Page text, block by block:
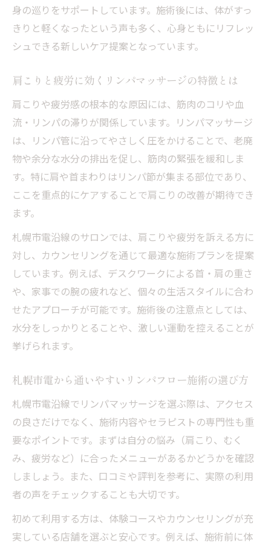
骨格調整とリンパケアの融合がもたらす変
化とは
リンパフロー施術で全身の歪みを調整する
全身リセットできるリンパマッサージ体験
記
忙しい毎日に癒しを与えるリンパ施術の魅力
リンパマッサージが忙しい日常に癒しをも
たらす理由
疲労回復に役立つリンパフロー施術の取り
ージ活用術
短時間でも実感できるリンパケア施術の効
果とは
日々の疲れにリンパフローが寄り添うケア
の魅力
札幌市電沿線で見つける肩と身体の軽やかさ
ジの選び方
リンパフロー施術で肩と身体の重さが軽く
なる理由
駅近サロンで叶えるリンパマッサージのメ
リット
リンパケアで毎日を軽やかに過ごすための
秘訣
札幌市電沿線でリンパフローを受ける体感
レポート
身の巡りをサポートしています。施術後には、体がすっ
きりと軽くなったという声も多く、心身ともにリフレッ
シュできる新しいケア提案となっています。
肩こりと疲労に効くリンパマッサージの特徴とは
肩こりや疲労感の根本的な原因には、筋肉のコリや血
流・リンパの滞りが関係しています。リンパマッサージ
は、リンパ管に沿ってやさしく圧をかけることで、老廃
物や余分な水分の排出を促し、筋肉の緊張を緩和しま
す。特に肩や首まわりはリンパ節が集まる部位であり、
ここを重点的にケアすることで肩こりの改善が期待でき
ます。
札幌市電沿線のサロンでは、肩こりや疲労を訴える方に
対し、カウンセリングを通じて最適な施術プランを提案
しています。例えば、デスクワークによる首・肩の重さ
や、家事での腕の疲れなど、個々の生活スタイルに合わ
せたアプローチが可能です。施術後の注意点としては、
水分をしっかりとることや、激しい運動を控えることが
挙げられます。
札幌市電から通いやすいリンパフロー施術の選び方
札幌市電沿線でリンパマッサージを選ぶ際は、アクセス
の良さだけでなく、施術内容やセラピストの専門性も重
要なポイントです。まずは自分の悩み（肩こり、むく
み、疲労など）に合ったメニューがあるかどうかを確認
しましょう。また、口コミや評判を参考に、実際の利用
者の声をチェックすることも大切です。
初めて利用する方は、体験コースやカウンセリングが充
実している店舗を選ぶと安心です。例えば、施術前に体